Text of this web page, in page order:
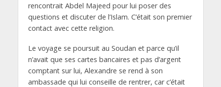
rencontrait Abdel Majeed pour lui poser des
questions et discuter de l’Islam. C’était son premier
contact avec cette religion.
Le voyage se poursuit au Soudan et parce qu’il
n’avait que ses cartes bancaires et pas d’argent
comptant sur lui, Alexandre se rend à son
ambassade qui lui conseille de rentrer, car c’était